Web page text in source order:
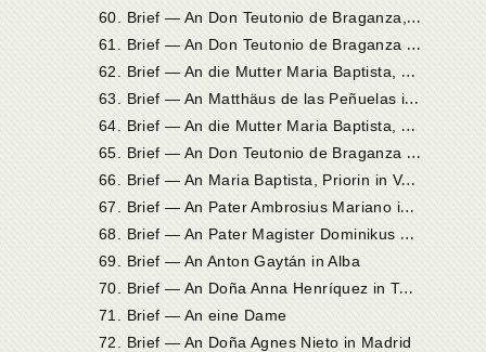
6
0. Brief — An Don Teutonio de Braganza, nachmaligen Erzbischof von Ebora, in Salamanka
6
1. Brief — An Don Teutonio de Braganza in Salamanka
6
2. Brief — An die Mutter Maria Baptista, Priorin in Valladolid
6
3. Brief — An Matthäus de las Peñuelas in Ávila
6
4. Brief — An die Mutter Maria Baptista, Priorin in Valladolid
6
5. Brief — An Don Teutonio de Braganza in Salamanka
6
6. Brief — An Maria Baptista, Priorin in Valladolid
6
7. Brief — An Pater Ambrosius Mariano in Madrid
6
8. Brief — An Pater Magister Dominikus Báñez in Valladolid
69. Brief — An Anton Gaytán in Alba
7
0. Brief — An Doña Anna Henríquez in Toro
71. Brief — An eine Dame
72. Brief — An Doña Agnes Nieto in Madrid